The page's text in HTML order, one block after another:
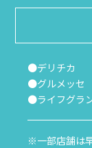
●デリチカ
●グルメッセ
●ライフグラ
※一部店舗は